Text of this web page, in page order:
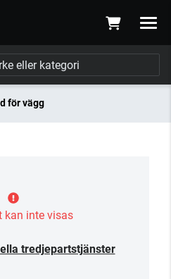
för vägg
kan inte visas
tredjepartstjänster